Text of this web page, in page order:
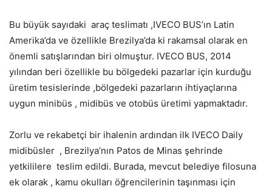
Bu büyük sayıdaki araç teslimatı ,IVECO BUS’ın Latin
Amerika’da ve özellikle Brezilya’da ki rakamsal olarak en
önemli satışlarından biri olmuştur. IVECO BUS, 2014
yılından beri özellikle bu bölgedeki pazarlar için kurduğu
üretim tesislerinde ,bölgedeki pazarların ihtiyaçlarına
uygun minibüs , midibüs ve otobüs üretimi yapmaktadır.
Zorlu ve rekabetçi bir ihalenin ardından ilk IVECO Daily
midibüsler , Brezilya’nın Patos de Minas şehrinde
yetkililere teslim edildi. Burada, mevcut belediye filosuna
ek olarak , kamu okulları öğrencilerinin taşınması için